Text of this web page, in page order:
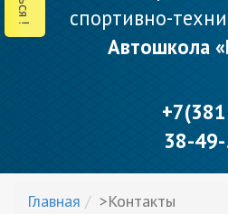
спортивно-
Автошкола
38-
Главная >Контакты